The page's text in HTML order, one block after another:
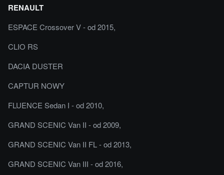
RENAULT
ESPACE Crossover V - od 2015,
CLIO RS
DACIA DUSTER
CAPTUR NOWY
FLUENCE Sedan I - od 2010,
GRAND SCENIC Van II - od 2009,
GRAND SCENIC Van II FL - od 2013,
GRAND SCENIC Van III - od 2016,